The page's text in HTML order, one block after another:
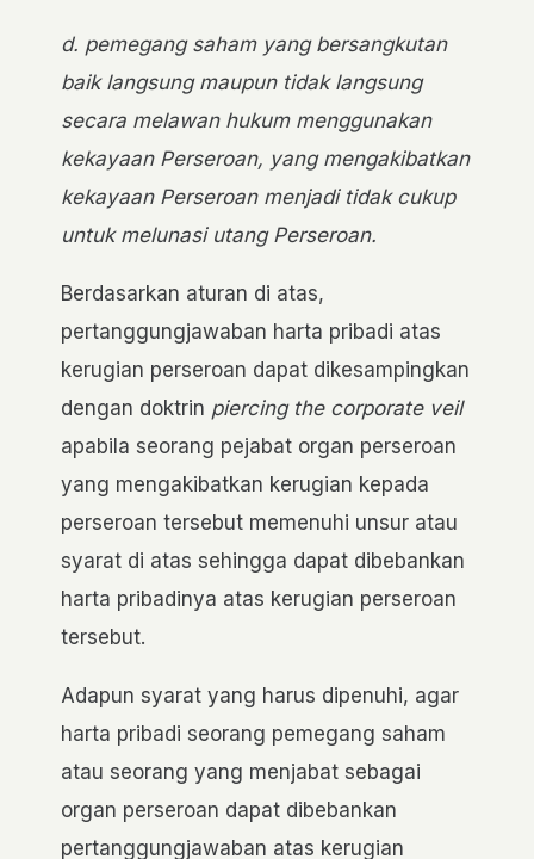
d. pemegang saham yang bersangkutan
baik langsung maupun tidak langsung
secara melawan hukum menggunakan
kekayaan Perseroan, yang mengakibatkan
kekayaan Perseroan menjadi tidak cukup
untuk melunasi utang Perseroan.
Berdasarkan aturan di atas,
pertanggungjawaban harta pribadi atas
kerugian perseroan dapat dikesampingkan
dengan doktrin piercing the corporate veil
apabila seorang pejabat organ perseroan
yang mengakibatkan kerugian kepada
perseroan tersebut memenuhi unsur atau
syarat di atas sehingga dapat dibebankan
harta pribadinya atas kerugian perseroan
tersebut.
Adapun syarat yang harus dipenuhi, agar
harta pribadi seorang pemegang saham
atau seorang yang menjabat sebagai
organ perseroan dapat dibebankan
pertanggungjawaban atas kerugian